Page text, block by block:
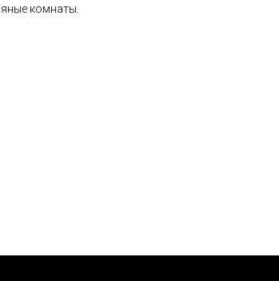
комнаты.